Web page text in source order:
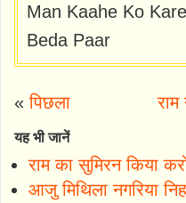
Man Kaahe Ko
Beda Paar
«पिछला राम
यह भी जानें
राम का सुमिरन किया
आजु मिथिला नगरिया